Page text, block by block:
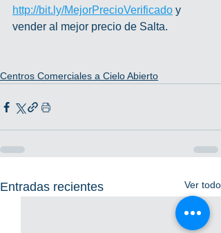
http://bit.ly/MejorPrecioVerificado y
vender al mejor precio de Salta.
Centros Comerciales a Cielo Abierto
Entradas recientes Ver todo